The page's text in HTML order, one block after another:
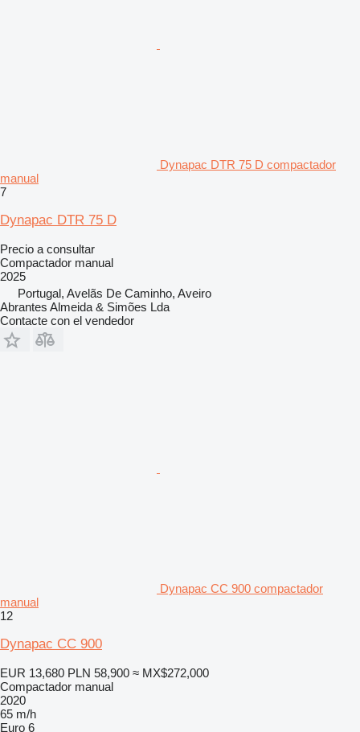
Dynapac DTR 75 D compactador
manual
7
Dynapac DTR 75 D
Precio a consultar
Compactador manual
2025
Portugal, Avelãs De Caminho, Aveiro
Abrantes Almeida & Simões Lda
Contacte con el vendedor
Dynapac CC 900 compactador
manual
12
Dynapac CC 900
EUR 13,680 PLN 58,900 ≈ MX$272,000
Compactador manual
2020
65 m/h
Euro 6